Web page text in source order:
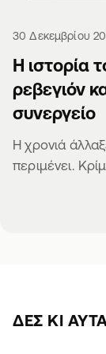
30 Δεκεμβρίου
Η ιστορία
ρεβεγιόν
συνεργείο
Η χρονιά
περιμένει.
ΔΕΣ ΚΙ